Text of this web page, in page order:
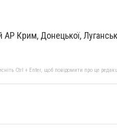
Крим, Донецької,
Ctrl + Enter, щоб повідомити про це